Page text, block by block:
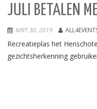
JULI BETALEN
MRT 30, 2019
Recreatieplas het
gezichtsherkenning